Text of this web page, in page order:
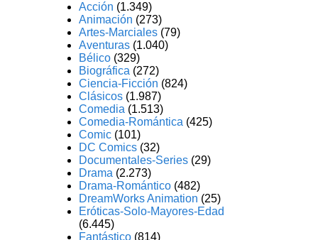
Acción (1.349)
Animación (273)
Artes-Marciales (79)
Aventuras (1.040)
Bélico (329)
Biográfica (272)
Ciencia-Ficción (824)
Clásicos (1.987)
Comedia (1.513)
Comedia-Romántica (425)
Comic (101)
DC Comics (32)
Documentales-Series (29)
Drama (2.273)
Drama-Romántico (482)
DreamWorks Animation (25)
Eróticas-Solo-Mayores-Edad
(6.445)
Fantástico (814)